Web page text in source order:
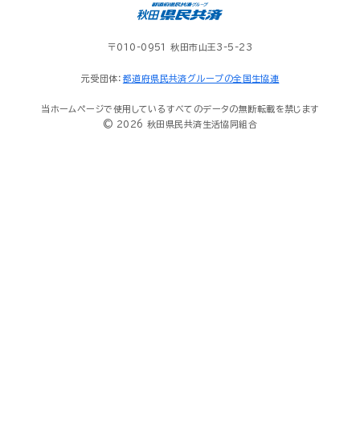
〒010-0951 秋田市山王3-5-23
元受団体： 都道府県民共済グループの全国生協連
当ホームページで使用しているすべてのデータの無断転載を禁じます
© 2026 秋田県民共済生活協同組合